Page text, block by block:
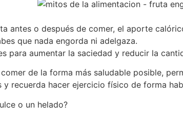
antes o después de comer, el aporte
que nada engorda ni adelgaza.
para aumentar la saciedad y reducir la
de la forma más saludable posible,
recuerda hacer ejercicio físico de forma
o un helado?